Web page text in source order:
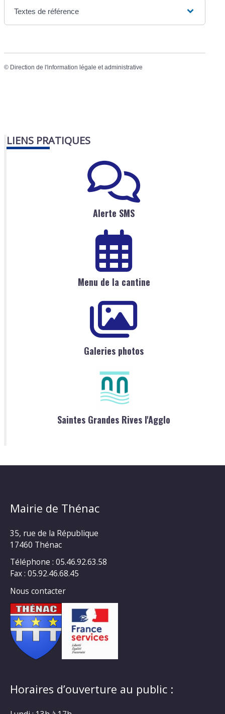
Textes de référence
© Direction de l'information légale et administrative
LIENS PRATIQUES
Alerte SMS
Menu de la cantine
Galeries photos
Saintes Grandes Rives l'Agglo
Mairie de Thénac
35, rue de la République
17460 Thénac
Téléphone : 05.46.92.63.58
Fax : 05.92.46.68.45
Nous contacter
Horaires d’ouverture au public :